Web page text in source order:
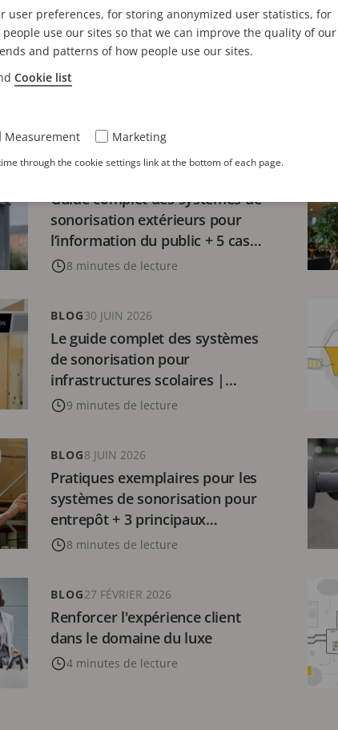
d'analyses vidéo | 3
et défis associés
Guide complet des systèmes de
sonorisation extérieurs pour
l’information du public + 5 cas
d’utilisation
8 minutes de lecture
Le guide complet des systèmes
de sonorisation pour
infrastructures scolaires |
Conseils de sécurité inclus
9 minutes de lecture
BLOG30 JUIN 2026
Pratiques exemplaires pour les
systèmes de sonorisation pour
entrepôt + 3 principaux
avantages
8 minutes de lecture
BLOG8 JUIN 2026
Renforcer l'expérience client
dans le domaine du luxe
4 minutes de lecture
BLOG27 FÉVRIER 2026
user preferences, for storing anonymized user statistics, for
use our sites so that we can improve the quality of our
and patterns of how people use our sites.
Cookie list
Measurement Marketing
through the cookie settings link at the bottom of each page.